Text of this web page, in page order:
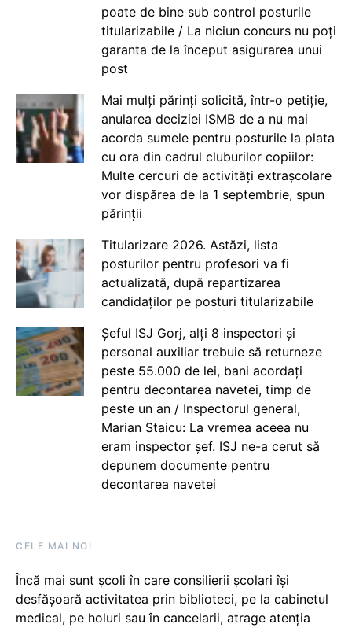
poate de bine sub control posturile
titularizabile / La niciun concurs nu poți
garanta de la început asigurarea unui
post
Mai mulți părinți solicită, într-o petiție,
anularea deciziei ISMB de a nu mai
acorda sumele pentru posturile la plata
cu ora din cadrul cluburilor copiilor:
Multe cercuri de activități extrașcolare
vor dispărea de la 1 septembrie, spun
părinții
Titularizare 2026. Astăzi, lista
posturilor pentru profesori va fi
actualizată, după repartizarea
candidaților pe posturi titularizabile
Șeful ISJ Gorj, alți 8 inspectori și
personal auxiliar trebuie să returneze
peste 55.000 de lei, bani acordați
pentru decontarea navetei, timp de
peste un an / Inspectorul general,
Marian Staicu: La vremea aceea nu
eram inspector șef. ISJ ne-a cerut să
depunem documente pentru
decontarea navetei
CELE MAI NOI
Încă mai sunt școli în care consilierii școlari își
desfășoară activitatea prin biblioteci, pe la cabinetul
medical, pe holuri sau în cancelarii, atrage atenția